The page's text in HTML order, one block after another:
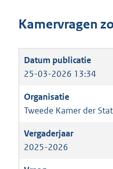
Kamervragen
25-03-2026 13:34
Tweede Kamer der
2025-2026